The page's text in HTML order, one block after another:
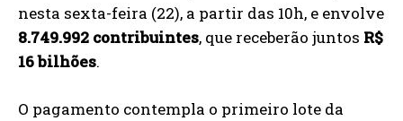
nesta sexta-feira (22), a partir das 10h, e envolve
8.749.992 contribuintes, que receberão juntos R$
16 bilhões.
O pagamento contempla o primeiro lote da